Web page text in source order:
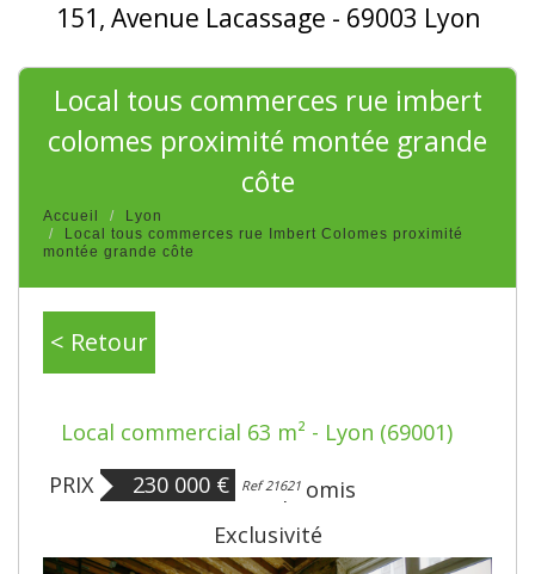
151, Avenue Lacassage - 69003 Lyon
local tous commerces rue imbert
colomes proximité montée grande
côte
Accueil
Lyon
Local tous commerces rue Imbert Colomes proximité
montée grande côte
< Retour
Local commercial 63 m² - Lyon (69001)
PRIX
230 000 € Ref 21621
Sous Compromis
Exclusivité